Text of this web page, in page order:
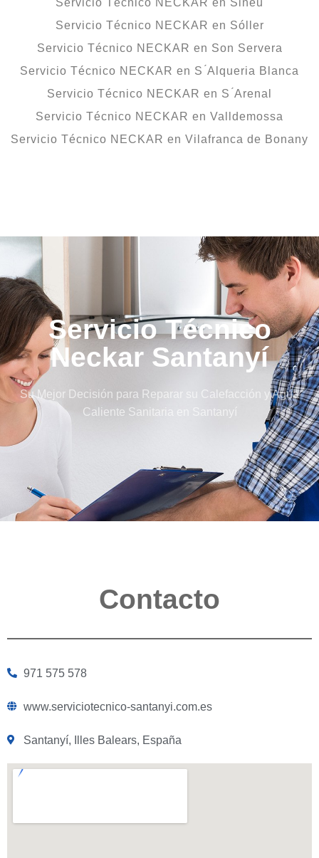
Servicio Técnico NECKAR en Sóller
Servicio Técnico NECKAR en Son Servera
Servicio Técnico NECKAR en S ́Alqueria Blanca
Servicio Técnico NECKAR en S ́Arenal
Servicio Técnico NECKAR en Valldemossa
Servicio Técnico NECKAR en Vilafranca de Bonany
Servicio Técnico
Neckar Santanyí
Su Mejor Decisión para Reparar su Calefacción y Agua
Caliente Sanitaria en Santanyí
Contacto
971 575 578
www.serviciotecnico-santanyi.com.es
Santanyí, Illes Balears, España